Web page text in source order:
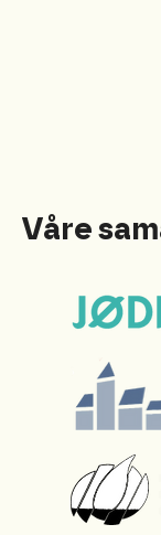
Våre